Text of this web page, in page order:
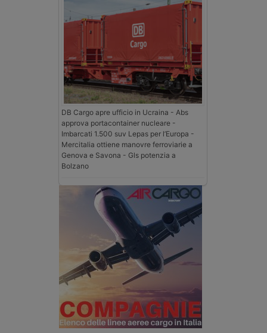
DB Cargo apre ufficio in Ucraina - Abs
approva portacontainer nucleare -
Imbarcati 1.500 suv Lepas per l’Europa -
Mercitalia ottiene manovre ferroviarie a
Genova e Savona - Gls potenzia a
Bolzano